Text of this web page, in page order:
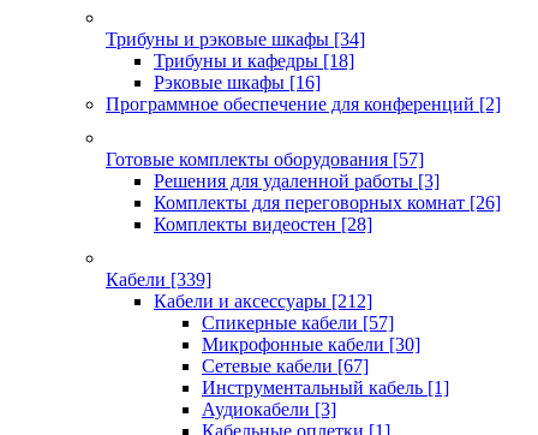
Трибуны и рэковые шкафы [34]
Трибуны и кафедры [18]
Рэковые шкафы [16]
Программное обеспечение для конференций [2]
Готовые комплекты оборудования [57]
Решения для удаленной работы [3]
Комплекты для переговорных комнат [26]
Комплекты видеостен [28]
Кабели [339]
Кабели и аксессуары [212]
Спикерные кабели [57]
Микрофонные кабели [30]
Сетевые кабели [67]
Инструментальный кабель [1]
Аудиокабели [3]
Кабельные оплетки [1]